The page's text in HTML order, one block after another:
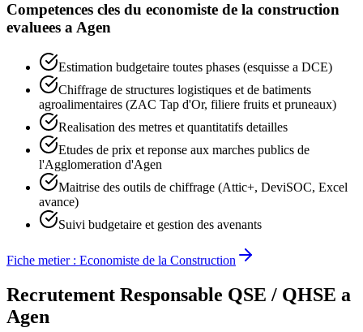
Competences cles du economiste de la construction
evaluees aAgen
Estimation budgetaire toutes phases (esquisse a DCE)
Chiffrage de structures logistiques et de batiments
agroalimentaires (ZAC Tap d'Or, filiere fruits et pruneaux)
Realisation des metres et quantitatifs detailles
Etudes de prix et reponse aux marches publics de
l'Agglomeration d'Agen
Maitrise des outils de chiffrage (Attic+, DeviSOC, Excel
avance)
Suivi budgetaire et gestion des avenants
Fiche metier : Economiste de la Construction
Recrutement Responsable QSE / QHSE a
Agen